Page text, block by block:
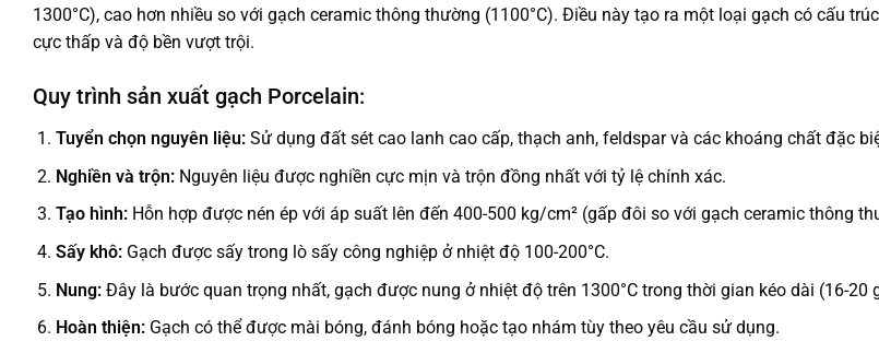
1300°C), cao hơn nhiều so với gạch ceramic thông thường (1100°C). Điều này tạo ra một loại gạch có cấu
cực thấp và độ bền vượt trội.
Quy trình sản xuất gạch Porcelain:
Tuyển chọn nguyên liệu:Sử dụng đất sét cao lanh cao cấp, thạch anh, feldspar và các khoáng chất đặc
Nghiền và trộn:Nguyên liệu được nghiền cực mịn và trộn đồng nhất với tỷ lệ chính xác.
Tạo hình:Hỗn hợp được nén ép với áp suất lên đến 400-500 kg/cm² (gấp đôi so với gạch ceramic thông
Sấy khô:Gạch được sấy trong lò sấy công nghiệp ở nhiệt độ 100-200°C.
Nung:Đây là bước quan trọng nhất, gạch được nung ở nhiệt độ trên 1300°C trong thời gian kéo dài (16-20
Hoàn thiện:Gạch có thể được mài bóng, đánh bóng hoặc tạo nhám tùy theo yêu cầu sử dụng.